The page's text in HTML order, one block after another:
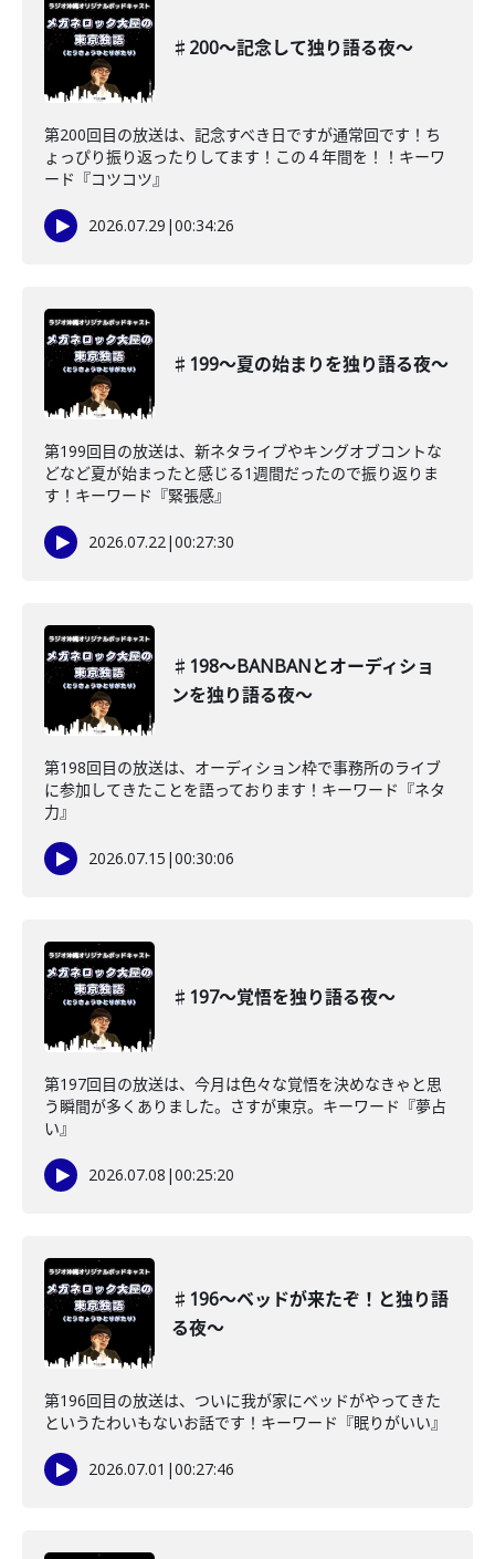
♯200〜記念して独り語る夜〜
第200回目の放送は、記念すべき日ですが通常回です！ち
ょっぴり振り返ったりしてます！この４年間を！！キーワ
ード『コツコツ』
2026.07.29 |00:34:26
♯199〜夏の始まりを独り語る夜〜
第199回目の放送は、新ネタライブやキングオブコントな
どなど夏が始まったと感じる1週間だったので振り返りま
す！キーワード『緊張感』
2026.07.22|00:27:30
♯198〜BANBANとオーディショ
ンを独り語る夜〜
第198回目の放送は、オーディション枠で事務所のライブ
に参加してきたことを語っております！キーワード『ネタ
力』
2026.07.15 |00:30:06
♯197〜覚悟を独り語る夜〜
第197回目の放送は、今月は色々な覚悟を決めなきゃと思
う瞬間が多くありました。さすが東京。キーワード『夢占
い』
2026.07.08 |00:25:20
♯196〜ベッドが来たぞ！と独り語
る夜〜
第196回目の放送は、ついに我が家にベッドがやってきた
というたわいもないお話です！キーワード『眠りがいい』
2026.07.01 |00:27:46